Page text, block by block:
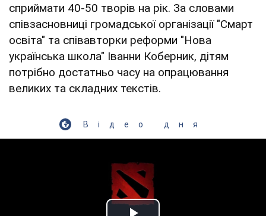
сприймати 40-50 творів на рік. За словами
співзасновниці громадської організації "Смарт
освіта" та співавторки реформи "Нова
українська школа" Іванни Коберник, дітям
потрібно достатньо часу на опрацювання
великих та складних текстів.
Відео дня